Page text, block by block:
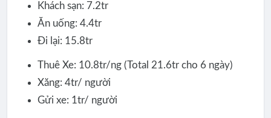
Khách sạn: 7.2tr
Ăn uống: 4.4tr
Đi lại: 15.8tr
Thuê Xe: 10.8tr/ng (Total 21.6tr cho 6 ngày)
Xăng: 4tr/ người
Gửi xe: 1tr/ người